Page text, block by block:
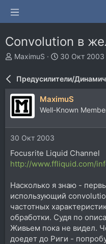
Сonvolution в
А
т
р
т
е
ы
MaximuS
Д
а
ч
30 Окт 2003
Предусилители/
MaximuS
Well-Known
30 Окт 2003
Focusrite Liquid Channel
http://www.ffliquid.com/
Насколько я знаю -
использующий
частотных
обработки. Судя по
Живьем пока не видел.
доедет до Риги -